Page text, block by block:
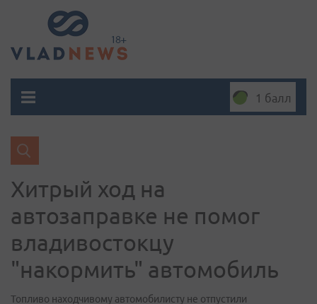
1 балл
Хитрый ход на
автозаправке не помог
владивостокцу
"накормить" автомобиль
Топливо находчивому автомобилисту не отпустили